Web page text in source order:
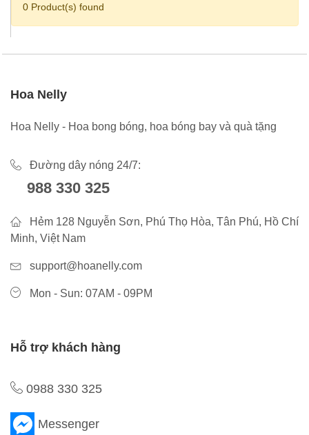
0 Product(s) found
Hoa Nelly
Hoa Nelly - Hoa bong bóng, hoa bóng bay và quà tặng
Đường dây nóng 24/7:
988 330 325
Hẻm 128 Nguyễn Sơn, Phú Thọ Hòa, Tân Phú, Hồ Chí
Minh, Việt Nam
support@hoanelly.com
Mon - Sun: 07AM - 09PM
Hỗ trợ khách hàng
0988 330 325
Messenger